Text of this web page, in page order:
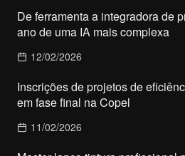
De ferramenta a integradora de
ano de uma IA mais complexa
12/02/2026
Inscrições de projetos de
em fase final na Copel
11/02/2026